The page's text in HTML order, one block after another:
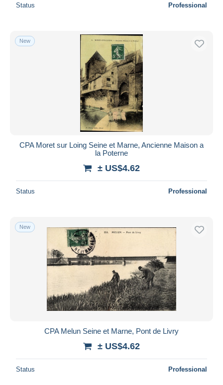
Status Professional
New
CPA Moret sur Loing Seine et Marne, Ancienne Maison a
la Poterne
± US$4.62
Status Professional
New
CPA Melun Seine et Marne, Pont de Livry
± US$4.62
Status Professional